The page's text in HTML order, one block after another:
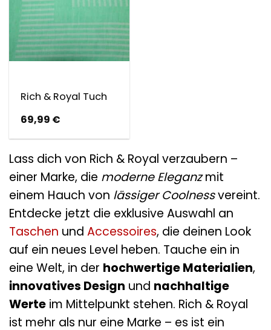
Rich & Royal Tuch
69,99 €
Lass dich von Rich & Royal verzaubern –
einer Marke, die moderne Eleganzmit
einem Hauch von lässiger Coolnessvereint.
Entdecke jetzt die exklusive Auswahl an
Taschen und Accessoires, die deinen Look
auf ein neues Level heben. Tauche ein in
eine Welt, in der hochwertige Materialien,
innovatives Design und nachhaltige
Werte im Mittelpunkt stehen. Rich & Royal
ist mehr als nur eine Marke – es ist ein